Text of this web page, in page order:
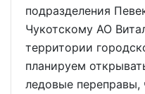
подразделения
Чукотскому АО
территории
планируем
ледовые переправы,